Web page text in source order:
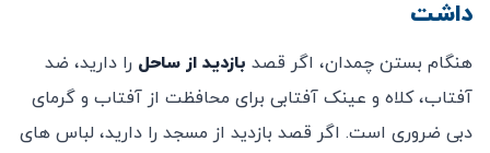
داشت
هنگام بستن چمدان، اگر قصد بازدید از ساحل را دارید، ضد
آفتاب، کلاه و عینک آفتابی برای محافظت از آفتاب و گرمای
دبی ضروری است. اگر قصد بازدید از مسجد را دارید، لباس های